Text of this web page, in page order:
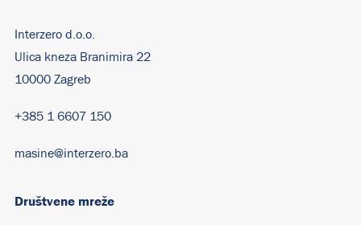
Interzero d.o.o.
Ulica kneza Branimira 22
10000 Zagreb
+385 1 6607 150
masine@interzero.ba
Društvene mreže